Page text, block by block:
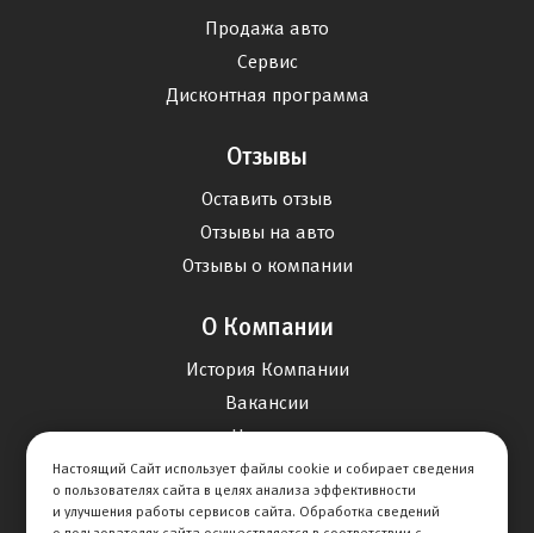
Продажа авто
Сервис
Дисконтная программа
Отзывы
Оставить отзыв
Отзывы на авто
Отзывы о компании
О Компании
История Компании
Вакансии
Новости
Карта сайта
Настоящий Сайт использует файлы cookie и собирает сведения
о пользователях сайта в целях анализа эффективности
и улучшения работы сервисов сайта. Обработка сведений